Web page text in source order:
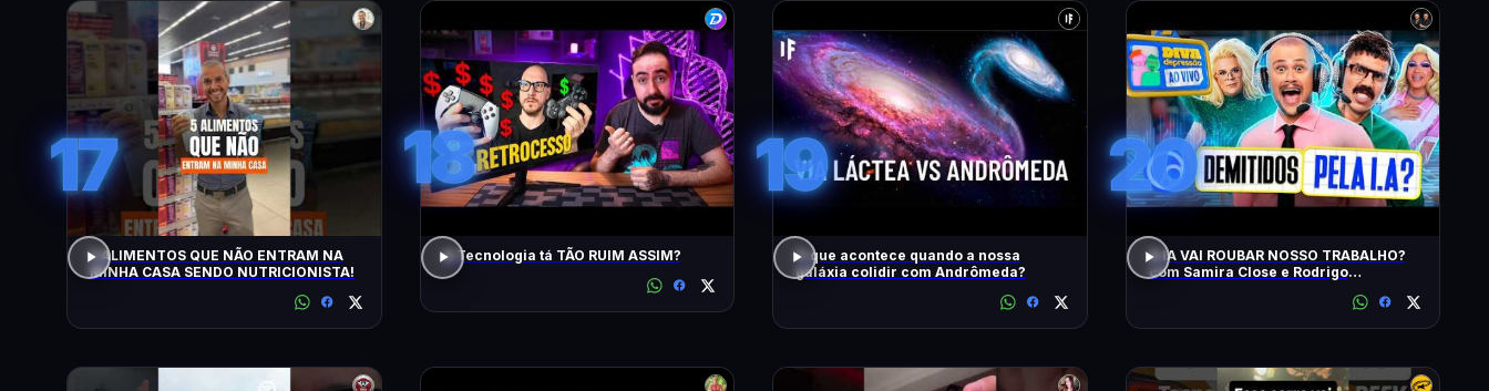
17
5 ALIMENTOS QUE NÃO ENTRAM NA
MINHA CASA SENDO NUTRICIONISTA!
18
A Tecnologia tá TÃO RUIM ASSIM?
19
O que acontece quando a nossa
galáxia colidir com Andrômeda?
20
A IA VAI ROUBAR NOSSO TRABALHO?
com Samira Close e Rodrigo